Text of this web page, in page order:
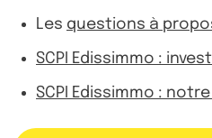
Les questions à
SCPI Edissimmo :
SCPI Edissimmo :